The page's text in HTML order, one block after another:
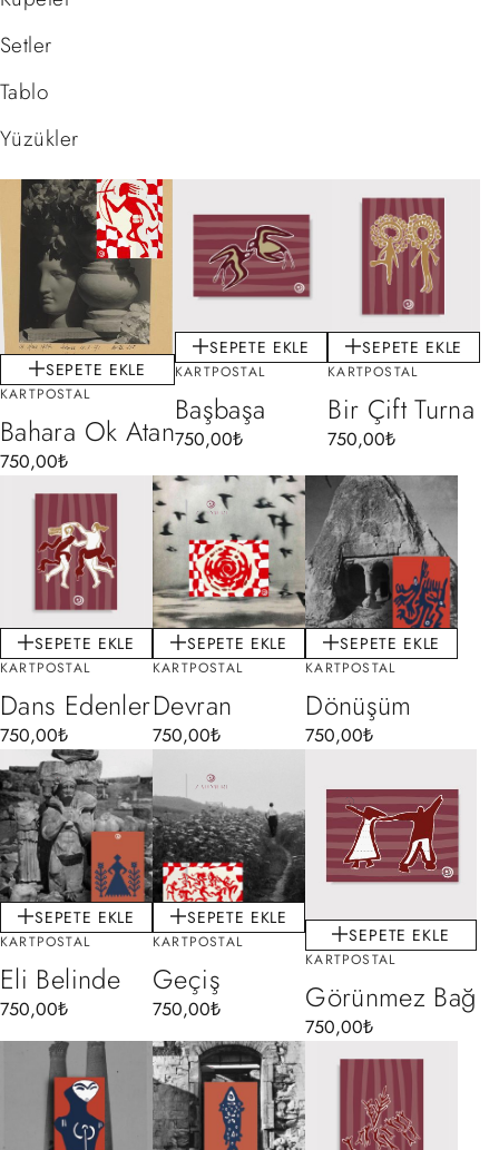
Setler
Tablo
Yüzükler
SEPETE EKLE
KARTPOSTAL
Bahara Ok Atan
750,00₺
SEPETE EKLE
KARTPOSTAL
Başbaşa
750,00₺
SEPETE EKLE
KARTPOSTAL
Bir Çift Turna
750,00₺
SEPETE EKLE
KARTPOSTAL
Dans Edenler
750,00₺
SEPETE EKLE
KARTPOSTAL
Devran
750,00₺
SEPETE EKLE
KARTPOSTAL
Dönüşüm
750,00₺
SEPETE EKLE
KARTPOSTAL
Eli Belinde
750,00₺
SEPETE EKLE
KARTPOSTAL
Geçiş
750,00₺
SEPETE EKLE
KARTPOSTAL
Görünmez Bağ
750,00₺